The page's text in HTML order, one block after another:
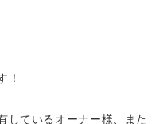
！
しているオーナー様、また